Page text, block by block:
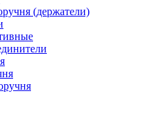
(держатели)